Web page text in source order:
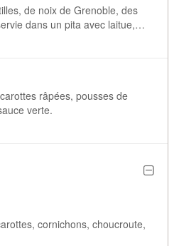
de noix de Grenoble, des
et cornichons
râpées, pousses de
verte.
cornichons, choucroute,